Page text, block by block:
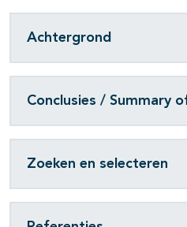
Achtergrond
Conclusies / Summary
Zoeken en selecteren